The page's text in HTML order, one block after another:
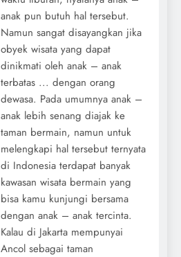
anak pun butuh hal tersebut.
Namun sangat disayangkan jika
obyek wisata yang dapat
dinikmati oleh anak – anak
terbatas ... dengan orang
dewasa. Pada umumnya anak –
anak lebih senang diajak ke
taman bermain, namun untuk
melengkapi hal tersebut ternyata
di Indonesia terdapat banyak
kawasan wisata bermain yang
bisa kamu kunjungi bersama
dengan anak – anak tercinta.
Kalau di Jakarta mempunyai
Ancol sebagai taman